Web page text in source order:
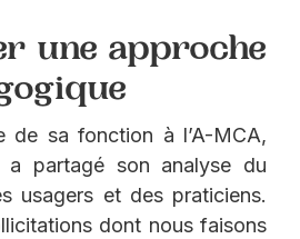
une approche
de sa fonction à l’A-MCA,
a partagé son analyse du
usagers et des praticiens.
dont nous faisons